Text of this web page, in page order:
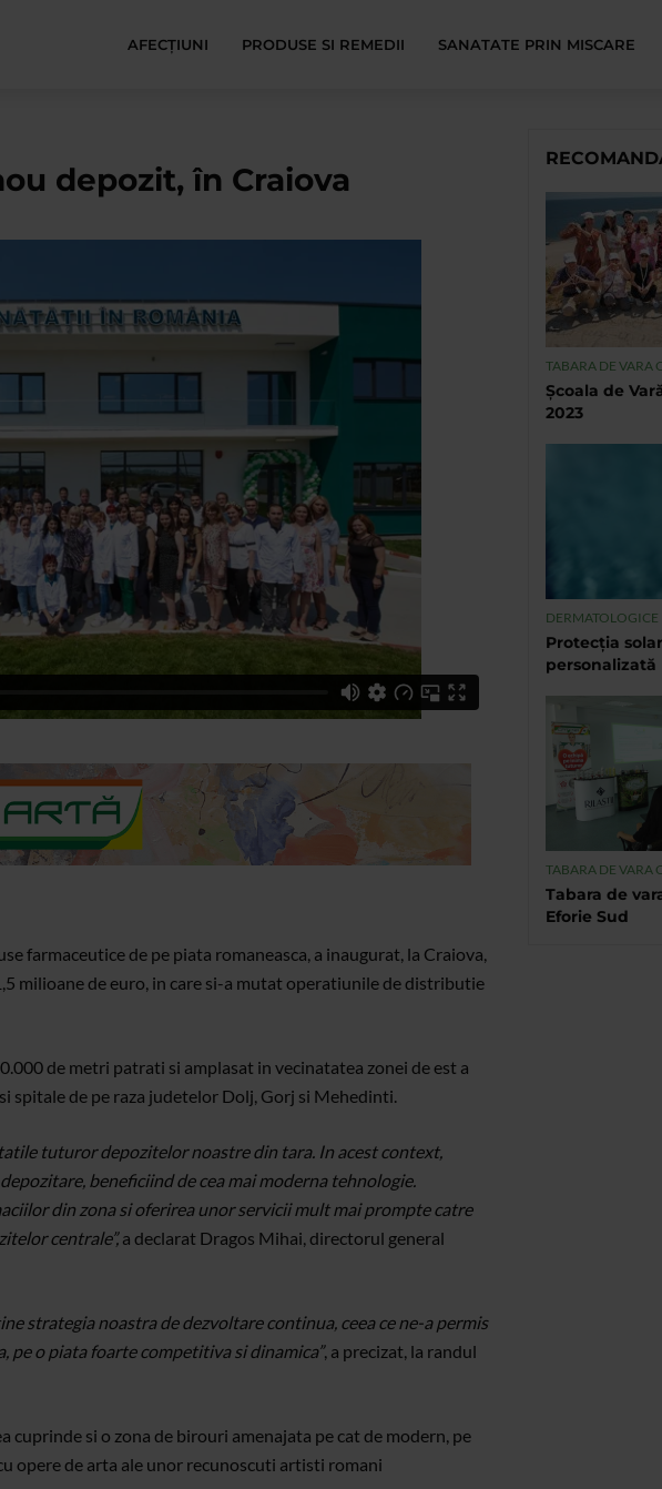
AFECŢIUNI PRODUSE SI REMEDII SANATATE PRIN MISCARE
depozit, în Craiova
farmaceutice de pe piata romaneasca, a inaugurat, la Craiova,
milioane de euro, in care si-a mutat operatiunile de distributie
de metri patrati si amplasat in vecinatatea zonei de est a
spitale de pe raza judetelor Dolj, Gorj si Mehedinti.
tuturor depozitelor noastre din tara. In acest context,
beneficiind de cea mai moderna tehnologie.
din zona si oferirea unor servicii mult mai prompte catre
centrale”,a declarat Dragos Mihai, directorul general
strategia noastra de dezvoltare continua, ceea ce ne-a permis
o piata foarte competitiva si dinamica”, a precizat, la randul
cuprinde si o zona de birouri amenajata pe cat de modern, pe
opere de arta ale unor recunoscuti artisti romani
TABARA DE VARA
Școala de
2023
DERMATOLOGICE
Protecția
personalizată
TABARA DE VARA
Tabara de
Eforie Sud